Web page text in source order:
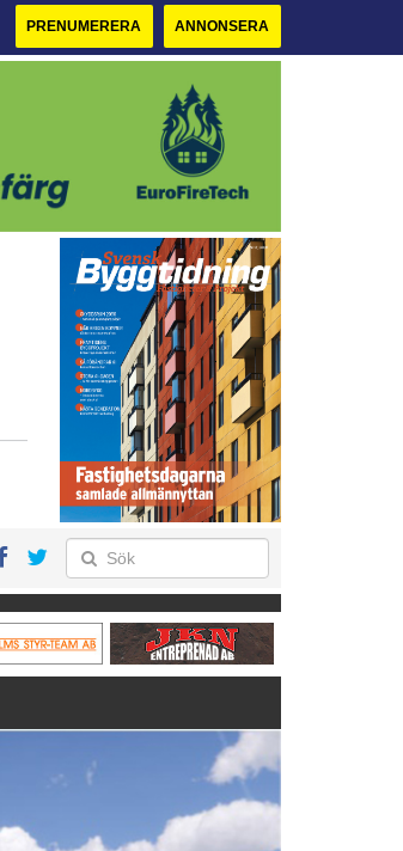
PRENUMERERA ANNONSERA